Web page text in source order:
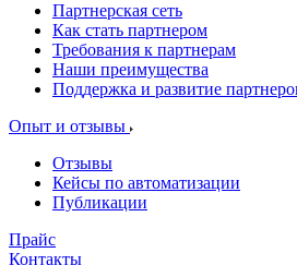
Партнерская сеть
Как стать партнером
Требования к партнерам
Наши преимущества
Поддержка и развитие
Опыт и отзывы
Отзывы
Кейсы по автоматизации
Публикации
Прайс
Контакты